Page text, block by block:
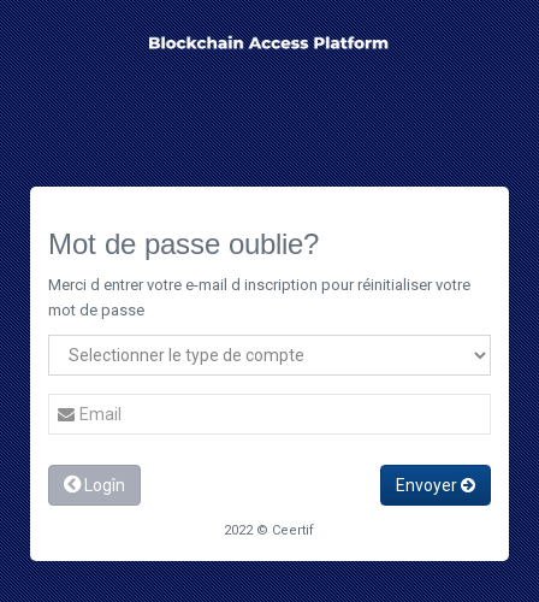
Mot de passe oublie?
Merci d entrer votre e-mail d inscription pour réinitialiser votre
mot de passe
Logîn Envoyer
2022 © Ceertif